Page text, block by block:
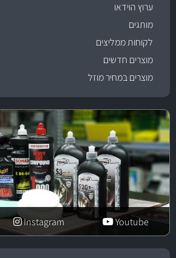
ערוץ הוידאו
מותגים
לקוחות ממליצים
מוצרים חדשים
מוצרים במחיר מוזל
Youtube
Instagram